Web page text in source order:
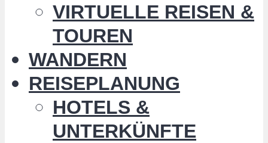
VIRTUELLE REISEN &
TOUREN
WANDERN
REISEPLANUNG
HOTELS &
UNTERKÜNFTE